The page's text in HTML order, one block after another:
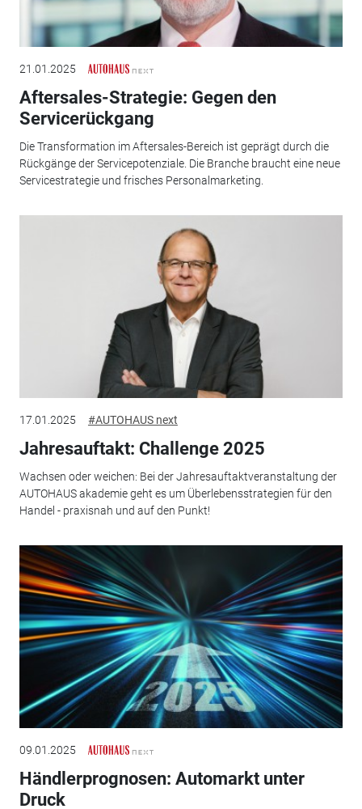
21.01.2025
Aftersales-Strategie: Gegen den
Servicerückgang
Die Transformation im Aftersales-Bereich ist geprägt durch die
Rückgänge der Servicepotenziale. Die Branche braucht eine neue
Servicestrategie und frisches Personalmarketing.
17.01.2025 #AUTOHAUS next
Jahresauftakt: Challenge 2025
Wachsen oder weichen: Bei der Jahresauftaktveranstaltung der
AUTOHAUS akademie geht es um Überlebensstrategien für den
Handel - praxisnah und auf den Punkt!
09.01.2025
Händlerprognosen: Automarkt unter
Druck